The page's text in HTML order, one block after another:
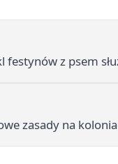
festynów z psem
zasady na